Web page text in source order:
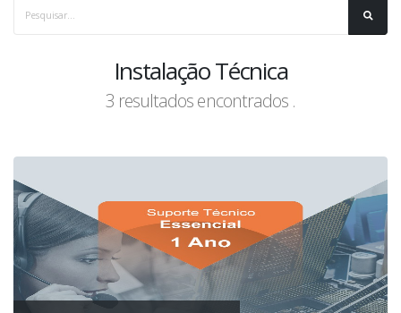
Instalação Técnica
3 resultados encontrados .